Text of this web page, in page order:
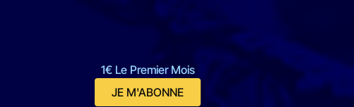
1€ Le Premier Mois
JE M'ABONNE